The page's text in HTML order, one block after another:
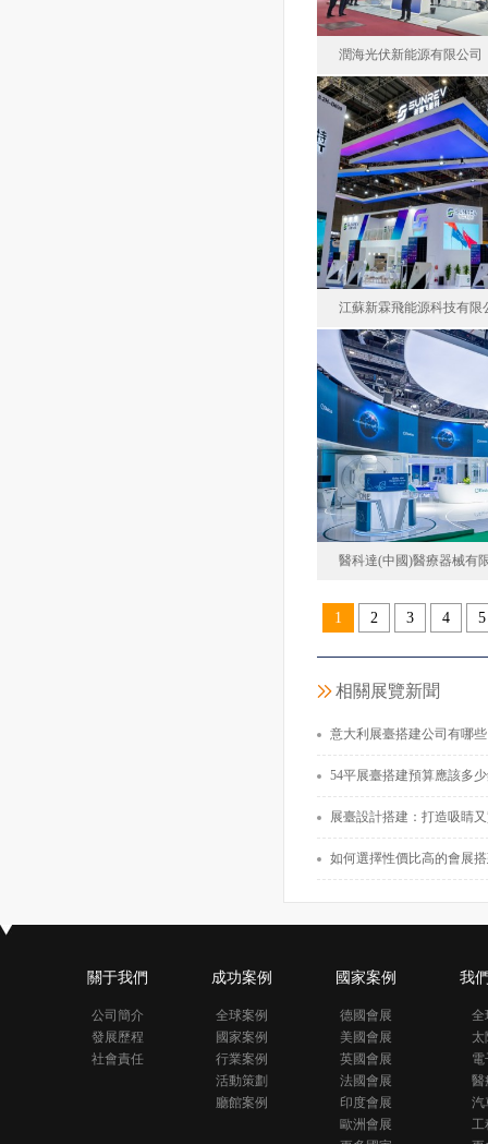
潤海光伏新能源有限公司
潤海光伏新能
中國
面積
江蘇新霖飛能源科技有限
江蘇新霖飛能源
中國
面積
醫科達(中國)醫療器械有
1 2 3 4 5
相關展覽新聞
意大利展臺搭建公司有哪些？如何選擇好的意
54平展臺搭建預算應該多少錢？如何在
展臺設計搭建：打造吸睛
如何選擇性價比高的會展
關于我們
公司簡介
發展歷程
社會責任
成功案例
全球案例
國家案例
行業案例
活動策劃
廳館案例
國家案例
德國會展
美國會展
英國會展
法國會展
印度會展
歐洲會展
我
全
太
電
醫
汽
工